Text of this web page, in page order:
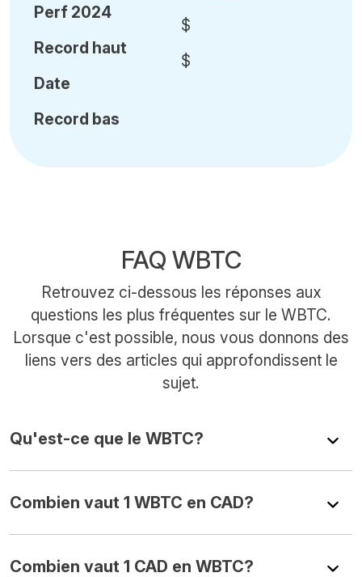
Perf 2024
Record haut
Date
Record bas
$
$
FAQ WBTC
Retrouvez ci-dessous les réponses aux
questions les plus fréquentes sur le WBTC.
Lorsque c'est possible, nous vous donnons des
liens vers des articles qui approfondissent le
sujet.
Qu'est-ce que le WBTC?
Combien vaut 1 WBTC en CAD?
Combien vaut 1 CAD en WBTC?